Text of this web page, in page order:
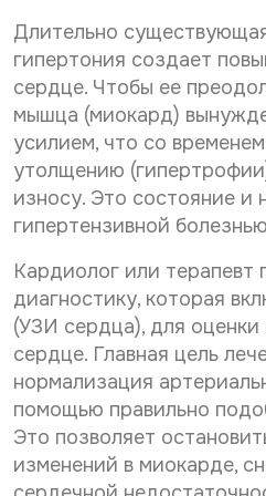
Длительно
гипертония создает
сердце. Чтобы ее
мышца (миокард)
усилием, что со
утолщению
износу. Это состояние и
гипертензивной
Кардиолог или терапевт
диагностику, которая
(УЗИ сердца), для
сердце. Главная цель
нормализация
помощью правильно
Это позволяет
изменений в миокарде,
С
о
л
а
с
и
е
н
о
б
р
а
б
о
к
у
п
е
Даю согласие на
данных
С
о
г
л
а
с
е
н
а
р
а
с
ы
л
к
Даю согласие на
рассылки
н
а
E
m
a
l
п
е
р
с
о
а
ь
н
ы
х
С
о
г
л
а
с
и
е
н
а
о
р
а
б
о
т
к
у
п
е
р
с
Даю согласие на
данных
Телефон*
E-mail*
Наименование направившего